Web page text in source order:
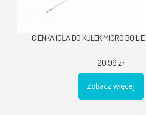
CIENKA IGŁA DO KULEK MICRO
20,99 zł
Zobacz więcej